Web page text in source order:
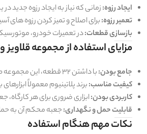
صفحه برش
زنجیری
صفحه برش همه
کاره
چوب‌ساب سری
ایجاد رزوه:زمانی که نیاز به ایجاد رزوه جدید
تعمیر رزوه:برای اصلاح و تمیز کردن رزوه های
بازسازی قطعات:در تعمیرات خودرو،
مزایای استفاده از مجموعه قلاویز
جامع بودن:با داشتن 32 قطعه، این مجموعه طیف وسیعی از نیازهای رزوه کاری را پوشش می‌دهد.
کیفیت مناسب:برند پلاتینیوم معمولاً
کاربردی بودن:ابزاری ضروری برای هر
قابلیت حمل و نگهداری:جعبه محکم آن به
نکات مهم هنگام استفاده